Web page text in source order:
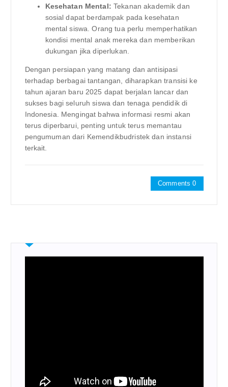
Kesehatan Mental: Tekanan akademik dan
sosial dapat berdampak pada kesehatan
mental siswa. Orang tua perlu memperhatikan
kondisi mental anak mereka dan memberikan
dukungan jika diperlukan.
Dengan persiapan yang matang dan antisipasi
terhadap berbagai tantangan, diharapkan transisi ke
tahun ajaran baru 2025 dapat berjalan lancar dan
sukses bagi seluruh siswa dan tenaga pendidik di
Indonesia. Mengingat bahwa informasi resmi akan
terus diperbarui, penting untuk terus memantau
pengumuman dari Kemendikbudristek dan instansi
terkait.
Comments 0